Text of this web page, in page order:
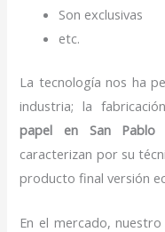
Son exclusivas
etc.
La tecnología nos ha
industria; la
papel en San Pablo
caracterizan por su
producto final versión
En el mercado,